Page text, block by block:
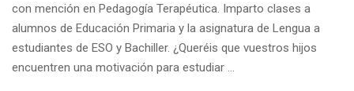
con mención en Pedagogía Terapéutica. Imparto clases a
alumnos de Educación Primaria y la asignatura de Lengua a
estudiantes de ESO y Bachiller. ¿Queréis que vuestros hijos
encuentren una motivación para estudiar …